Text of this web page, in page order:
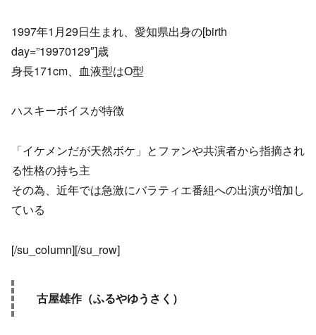
1997年1月29日生まれ、愛知県出身の[birth
day=”19970129″]歳
身長171cm、血液型はO型
ハスキーボイスが特徴
「イケメンだが天然ボケ」とファンや共演者から指摘され
る性格の持ち主
その為、近年では急激にバラティエ番組への出演が増加し
ている
[/su_column][/su_row]
古屋雄作（ふるやゆうさく）